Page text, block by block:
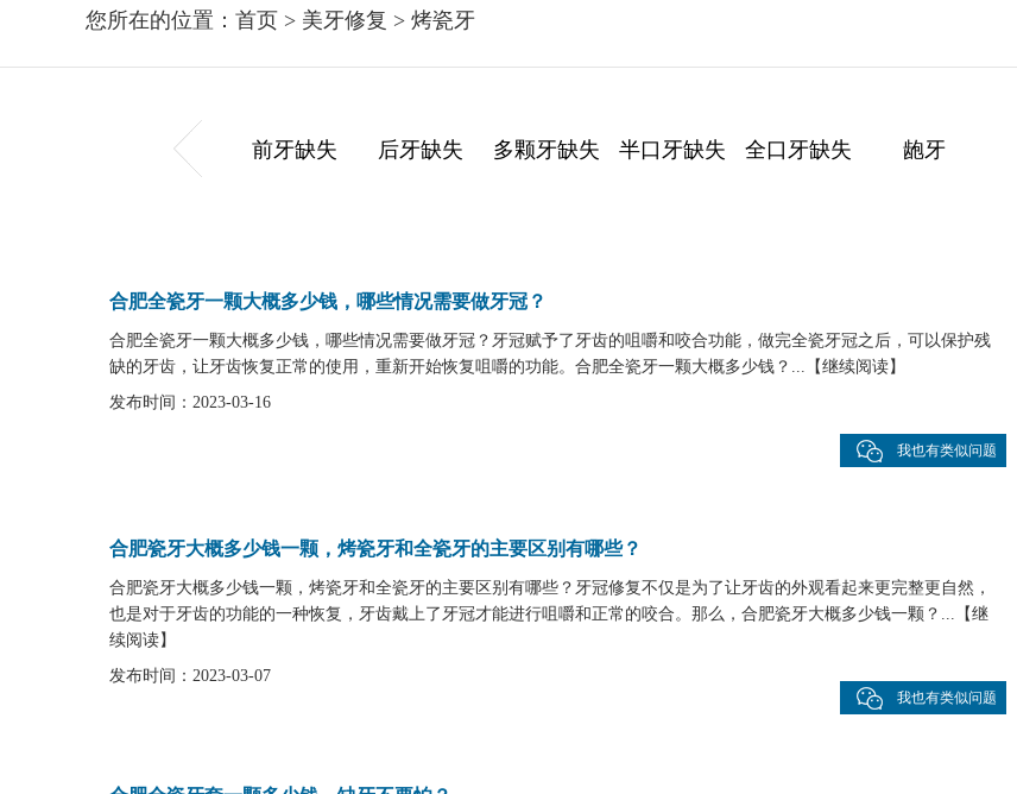
您所在的位置： 首页 > 美牙修复 > 烤瓷牙
前牙缺失 后牙缺失 多颗牙缺失 半口牙缺失 全口牙缺失 龅牙
合肥全瓷牙一颗大概多少钱，哪些情况需要做牙冠？
合肥全瓷牙一颗大概多少钱，哪些情况需要做牙冠？牙冠赋予了牙齿的咀嚼和咬合功能，做完全瓷牙冠之后，可以保护残
缺的牙齿，让牙齿恢复正常的使用，重新开始恢复咀嚼的功能。合肥全瓷牙一颗大概多少钱？... 【继续阅读】
发布时间：2023-03-16
我也有类似问题
合肥瓷牙大概多少钱一颗，烤瓷牙和全瓷牙的主要区别有哪些？
合肥瓷牙大概多少钱一颗，烤瓷牙和全瓷牙的主要区别有哪些？牙冠修复不仅是为了让牙齿的外观看起来更完整更自然，
也是对于牙齿的功能的一种恢复，牙齿戴上了牙冠才能进行咀嚼和正常的咬合。那么，合肥瓷牙大概多少钱一颗？... 【继
续阅读】
发布时间：2023-03-07
我也有类似问题